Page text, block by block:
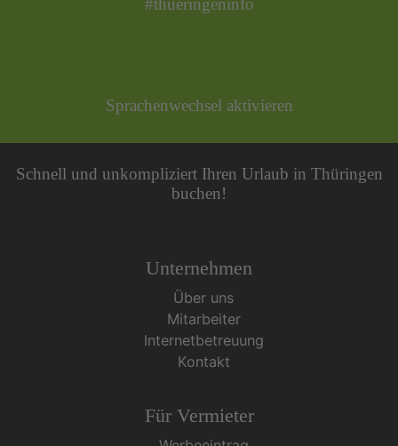
Sprachenwechsel aktivieren
Schnell und unkompliziert Ihren Urlaub in Thüringen
buchen!
Unternehmen
Über uns
Mitarbeiter
Internetbetreuung
Kontakt
Für Vermieter